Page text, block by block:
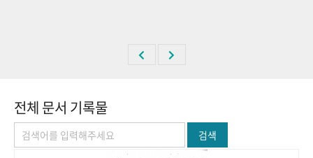
전체 문서 기록물
검색